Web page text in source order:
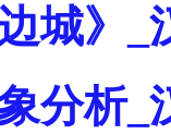
城》_
分析_